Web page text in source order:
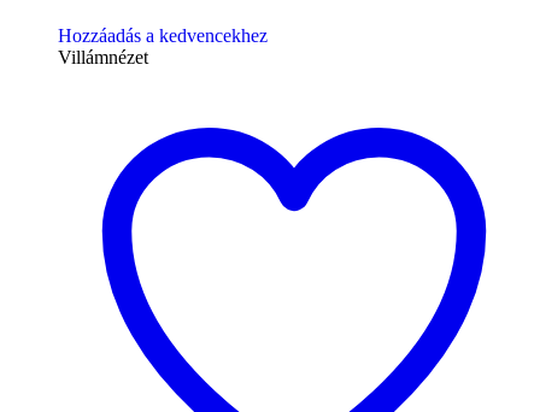
Hozzáadás a kedvencekhez
Villámnézet